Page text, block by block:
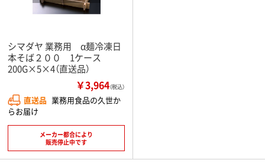
シマダヤ 業務用 α麺冷凍日
本そば２００ 1ケース
200G×5×4（直送品）
￥3,964（税込）
直送品 業務用食品の久世か
らお届け
メーカー都合により
販売停止中です